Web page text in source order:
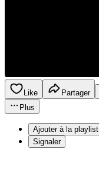
Like Partager
Plus
Ajouter à la playlist
Signaler